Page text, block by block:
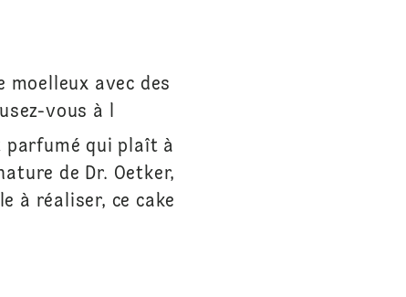
moelleux avec des
vous à l
parfumé qui plaît à
de Dr. Oetker,
à réaliser, ce cake